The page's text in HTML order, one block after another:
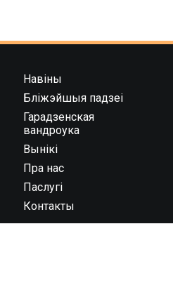
Навіны
Бліжэйшыя падзеі
Гарадзенская
вандроука
Вынікі
Пра нас
Паслугі
Контакты